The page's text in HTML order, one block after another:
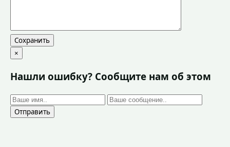
Сохранить
×
Нашли ошибку? Сообщите нам об этом
Отправить